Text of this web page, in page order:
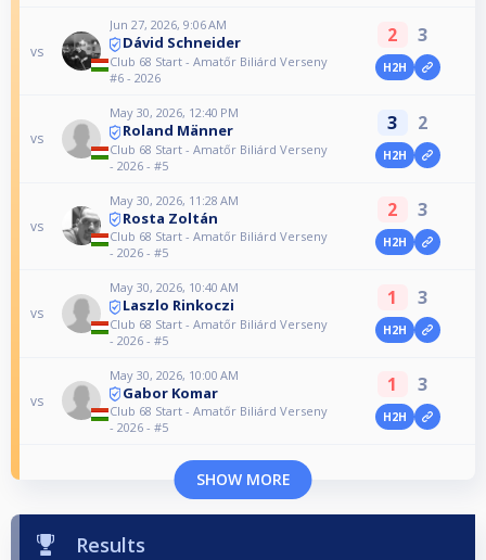
vs
Jun 27, 2026, 9:06 AM
Dávid Schneider
Club 68 Start - Amatőr Biliárd Verseny
#6 - 2026
2 3
H2H
vs
May 30, 2026, 12:40 PM
Roland Männer
Club 68 Start - Amatőr Biliárd Verseny
- 2026 - #5
3 2
H2H
vs
May 30, 2026, 11:28 AM
Rosta Zoltán
Club 68 Start - Amatőr Biliárd Verseny
- 2026 - #5
2 3
H2H
vs
May 30, 2026, 10:40 AM
Laszlo Rinkoczi
Club 68 Start - Amatőr Biliárd Verseny
- 2026 - #5
1 3
H2H
vs
May 30, 2026, 10:00 AM
Gabor Komar
Club 68 Start - Amatőr Biliárd Verseny
- 2026 - #5
1 3
H2H
SHOW MORE
Results